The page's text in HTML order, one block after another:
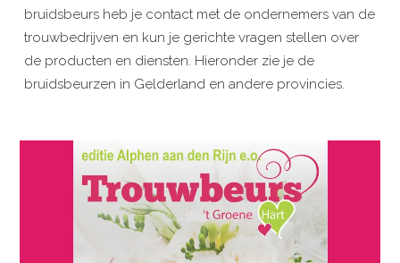
bruidsbeurs heb je contact met de ondernemers van de
trouwbedrijven en kun je gerichte vragen stellen over
de producten en diensten. Hieronder zie je de
bruidsbeurzen in Gelderland en andere provincies.